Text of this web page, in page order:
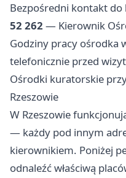
Bezpośredni kontakt
52 262 — Kierownik
Godziny pracy ośrodka
telefonicznie przed
Ośrodki kuratorskie
Rzeszowie
W Rzeszowie
— każdy pod innym
kierownikiem. Poniżej
odnaleźć właściwą